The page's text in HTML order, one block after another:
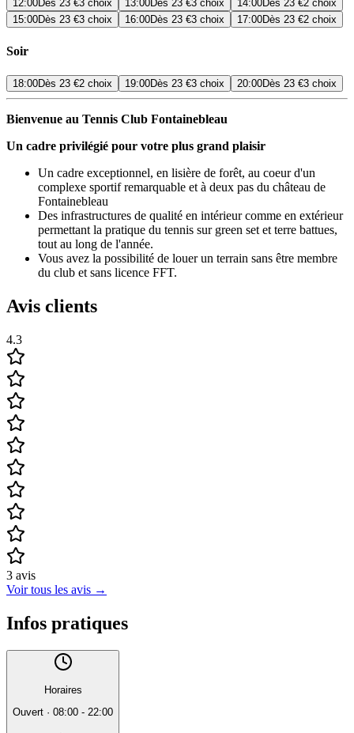
12:00Dès 23 €3 choix 13:00Dès 23 €3 choix 14:00Dès 23 €2 choix
15:00Dès 23 €3 choix 16:00Dès 23 €3 choix 17:00Dès 23 €2 choix
Soir
18:00Dès 23 €2 choix 19:00Dès 23 €3 choix 20:00Dès 23 €3 choix
Bienvenue au Tennis Club Fontainebleau
Un cadre privilégié pour votre plus grand plaisir
Un cadre exceptionnel, en lisière de forêt, au coeur d'un
complexe sportif remarquable et à deux pas du château de
Fontainebleau
Des infrastructures de qualité en intérieur comme en extérieur
permettant la pratique du tennis sur green set et terre battues,
tout au long de l'année.
Vous avez la possibilité de louer un terrain sans être membre
du club et sans licence FFT.
Avis clients
4.3
3 avis
Voir tous les avis →
Infos pratiques
Horaires
Ouvert · 08:00 - 22:00